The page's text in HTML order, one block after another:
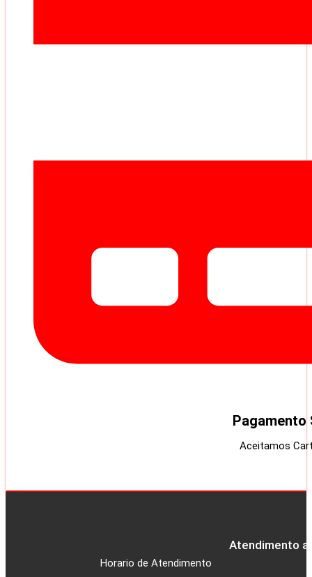
Pagamento
Aceitamos
Atendimento
Horario de Atendimento